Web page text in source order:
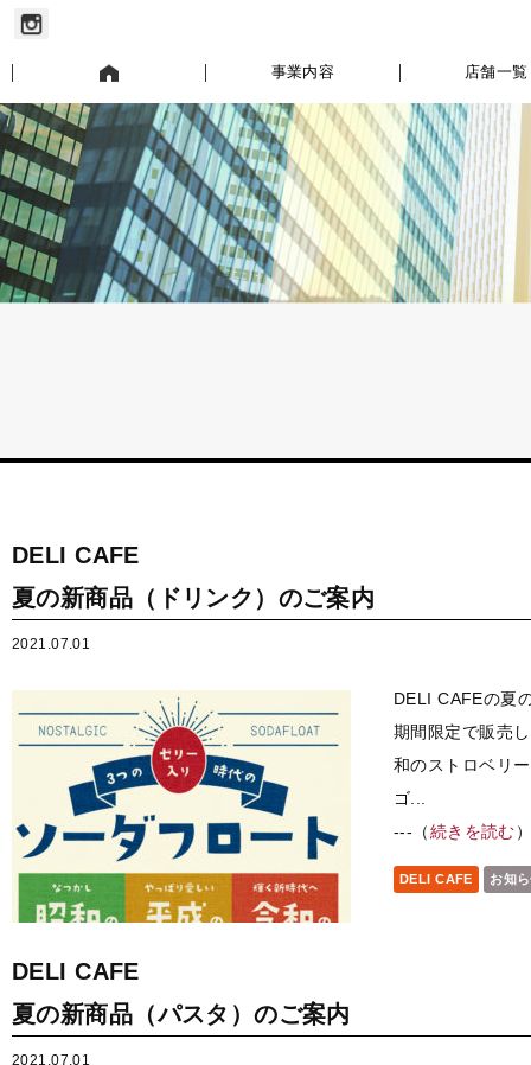
事業内容 店舗一覧
DELI CAFE
夏の新商品（ドリンク）のご案内
2021.07.01
DELI CAFEの夏
期間限定で販売
和のストロベリ
ゴ...
---（続きを読む
DELI CAFE お知
DELI CAFE
夏の新商品（パスタ）のご案内
2021.07.01